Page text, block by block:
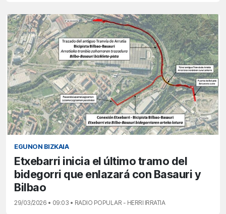
EGUNON BIZKAIA
Etxebarri inicia el último tramo del
bidegorri que enlazará con Basauri y
Bilbao
29/03/2026 • 09:03 • RADIO POPULAR - HERRI IRRATIA